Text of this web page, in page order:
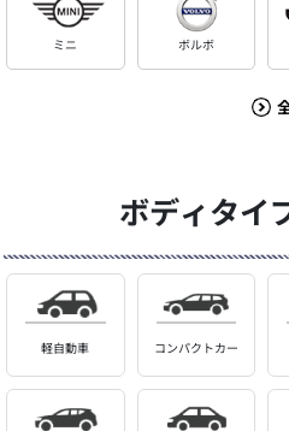
ミニ ボルボ
ボディタイ
軽自動車 コンパクトカー